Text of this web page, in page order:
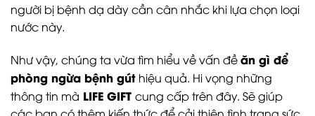
người bị bệnh dạ dày cần cân nhắc khi lựa chọn loại
nước này.
Như vậy, chúng ta vừa tìm hiểu về vấn đềăn gì để
phòng ngừa bệnh gút hiệu quả. Hi vọng những
thông tin mà LIFE GIFT cung cấp trên đây. Sẽ giúp
các bạn có thêm kiến thức để cải thiện tình trạng sức